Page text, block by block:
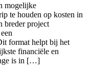
mogelijke
te houden op kosten in
breder project
format helpt bij het
financiële en
is in […]